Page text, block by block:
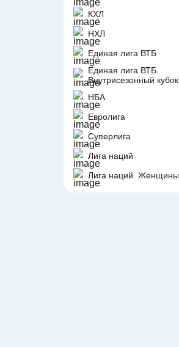
КХЛ
НХЛ
Единая лига ВТБ
Единая лига ВТБ.
Внутрисезонный кубок
НБА
Евролига
Суперлига
Лига наций
Лига наций. Женщины